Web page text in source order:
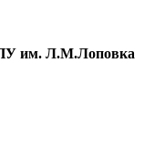
им. Л.М.Лоповка